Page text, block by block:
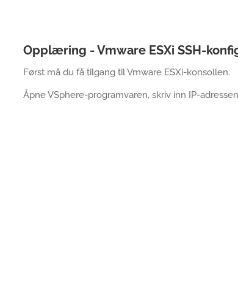
Opplæring - Vmware ESXi SSH-
Først må du få tilgang til Vmware ESXi-konsollen.
Åpne VSphere-programvaren, skriv inn IP-